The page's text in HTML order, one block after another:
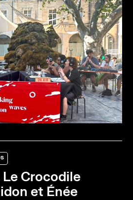
Crocodile
et Énée